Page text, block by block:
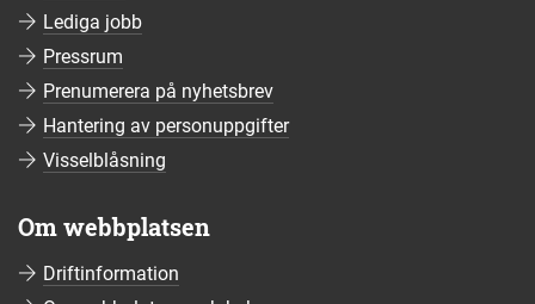
Lediga jobb
Pressrum
Prenumerera på nyhetsbrev
Hantering av personuppgifter
Visselblåsning
Om webbplatsen
Driftinformation